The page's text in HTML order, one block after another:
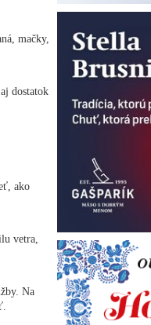
mačky,
dostatok
ako
vetra,
Na